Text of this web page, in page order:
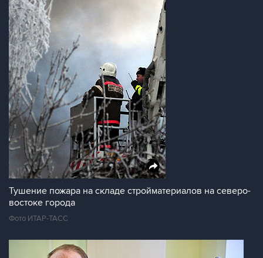
Тушение пожара на складе стройматериалов на северо-
востоке города
Фото ИТАР-ТАСС